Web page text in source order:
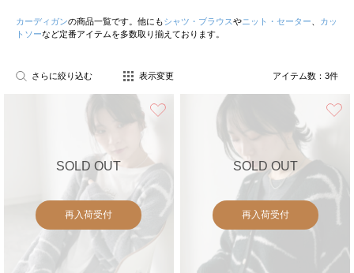
カーディガンの商品一覧です。他にもシャツ・ブラウスやニット・セーター
カッ
トソーなど定番アイテムを多数取り揃えております。
さらに絞り込む 表示変更 アイテム数： 3件
SOLD OUT
再入荷受付
SOLD OUT
再入荷受付